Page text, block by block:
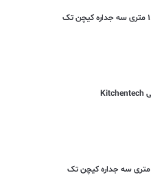
منقل ذغالی رومیزی ۱.۵ متری سه جداره کیچن تک
منقل ذغالی رومیزی ۲ متری سه جداره کیچن تک